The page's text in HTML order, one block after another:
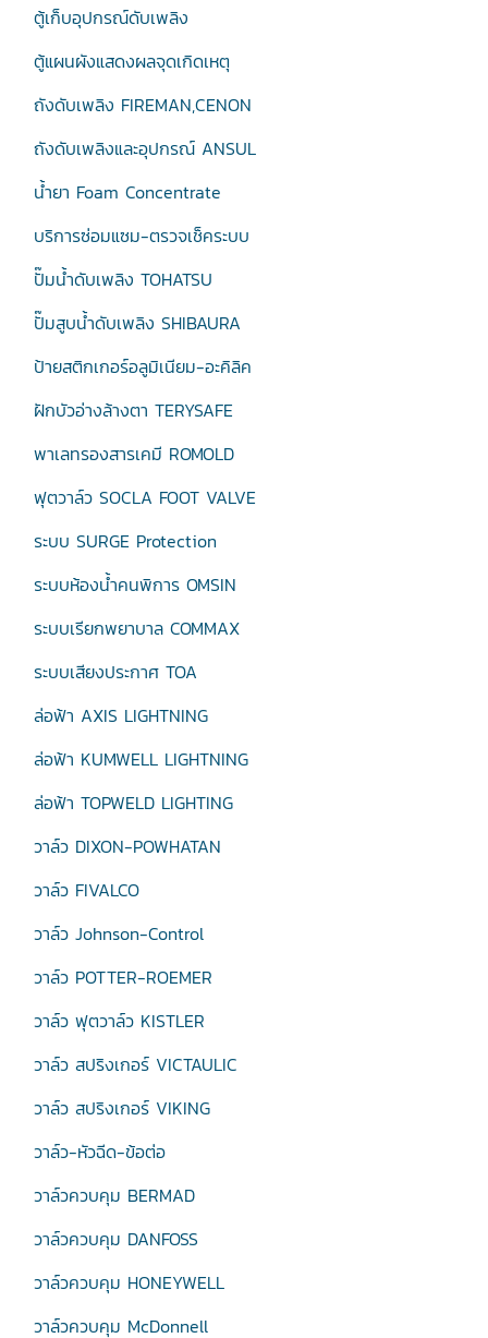
ตู้เก็บอุปกรณ์ดับเพลิง
ตู้แผนผังแสดงผลจุดเกิดเหตุ
ถังดับเพลิง FIREMAN,CENON
ถังดับเพลิงและอุปกรณ์ ANSUL
น้ำยา Foam Concentrate
บริการซ่อมแซม-ตรวจเช็คระบบ
ปั๊มน้ำดับเพลิง TOHATSU
ปั๊มสูบน้ำดับเพลิง SHIBAURA
ป้ายสติกเกอร์อลูมิเนียม-อะคิลิค
ฝักบัวอ่างล้างตา TERYSAFE
พาเลทรองสารเคมี ROMOLD
ฟุตวาล์ว SOCLA FOOT VALVE
ระบบ SURGE Protection
ระบบห้องน้ำคนพิการ OMSIN
ระบบเรียกพยาบาล COMMAX
ระบบเสียงประกาศ TOA
ล่อฟ้า AXIS LIGHTNING
ล่อฟ้า KUMWELL LIGHTNING
ล่อฟ้า TOPWELD LIGHTING
วาล์ว DIXON-POWHATAN
วาล์ว FIVALCO
วาล์ว Johnson-Control
วาล์ว POTTER-ROEMER
วาล์ว ฟุตวาล์ว KISTLER
วาล์ว สปริงเกอร์ VICTAULIC
วาล์ว สปริงเกอร์ VIKING
วาล์ว-หัวฉีด-ข้อต่อ
วาล์วควบคุม BERMAD
วาล์วควบคุม DANFOSS
วาล์วควบคุม HONEYWELL
วาล์วควบคุม McDonnell